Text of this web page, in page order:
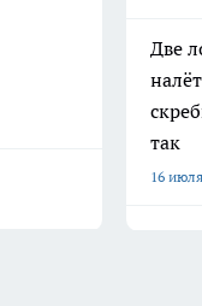
Две
так
16 июля